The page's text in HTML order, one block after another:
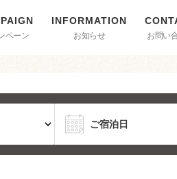
ペーン お知らせ お問い